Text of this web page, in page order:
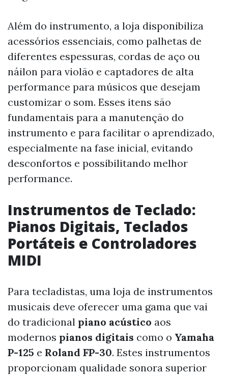
Além do instrumento, a loja disponibiliza
acessórios essenciais, como palhetas de
diferentes espessuras, cordas de aço ou
náilon para violão e captadores de alta
performance para músicos que desejam
customizar o som. Esses itens são
fundamentais para a manutenção do
instrumento e para facilitar o aprendizado,
especialmente na fase inicial, evitando
desconfortos e possibilitando melhor
performance.
Instrumentos de Teclado:
Pianos Digitais, Teclados
Portáteis e Controladores
MIDI
Para tecladistas, uma loja de instrumentos
musicais deve oferecer uma gama que vai
do tradicional piano acústico aos
modernos pianos digitais como o Yamaha
P-125 e Roland FP-30. Estes instrumentos
proporcionam qualidade sonora superior